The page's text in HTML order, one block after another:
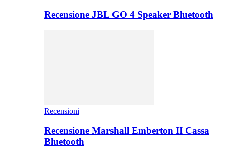
Recensione JBL GO 4 Speaker Bluetooth
Recensioni
Recensione Marshall Emberton II Cassa
Bluetooth